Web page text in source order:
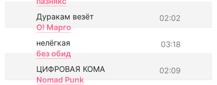
02:02
Дуракам везёт
О! Марго
03:18
нелёгкая
без обид
02:09
ЦИФРОВАЯ КОМА
Nomad Punk